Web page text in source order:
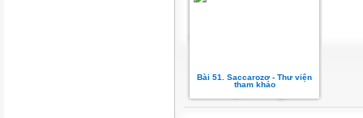
Bài 51. Saccarozơ - Thư viện
tham khảo